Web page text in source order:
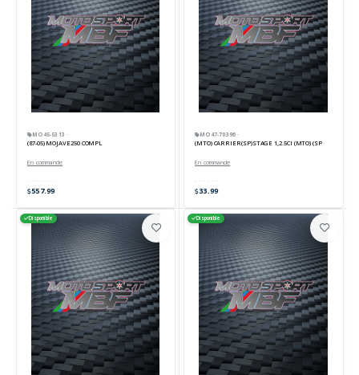
MO45-5313 ·
(87-05) MOJAVE250 COMPL
En commande
557.99
MO47-70396 ·
(MTO) CARRIER(SP)STAGE 1,2.5CI (MTO) (SP
En commande
33.99
Disponible Disponible